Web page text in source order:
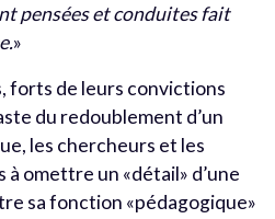
pensées et conduites fait
»
forts de leurs convictions
du redoublement d’un
les chercheurs et les
omettre un «détail» d’une
sa fonction «pédagogique»